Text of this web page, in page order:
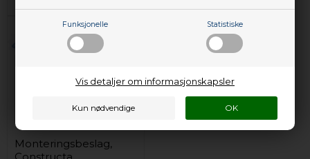
Funksjonelle Statistiske
Vis detaljer om informasjonskapsler
Monteringsbeslag,